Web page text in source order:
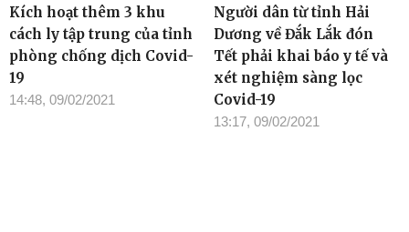
Kích hoạt thêm 3 khu
cách ly tập trung của tỉnh
phòng chống dịch Covid-
19
14:48, 09/02/2021
Người dân từ tỉnh Hải
Dương về Đắk Lắk đón
Tết phải khai báo y tế và
xét nghiệm sàng lọc
Covid-19
13:17, 09/02/2021